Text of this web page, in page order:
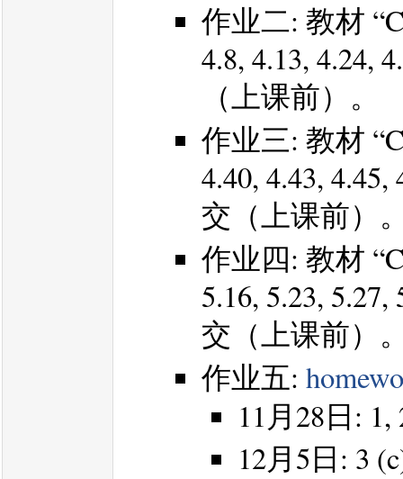
作业二: 教材
4.8, 4.13, 4.24,
（上课前）。
作业三: 教材
4.40, 4.43,
交（上课前）
作业四: 教材
5.16, 5.23,
交（上课前）
作业五:
11月28日: 1,
12月5日: 3